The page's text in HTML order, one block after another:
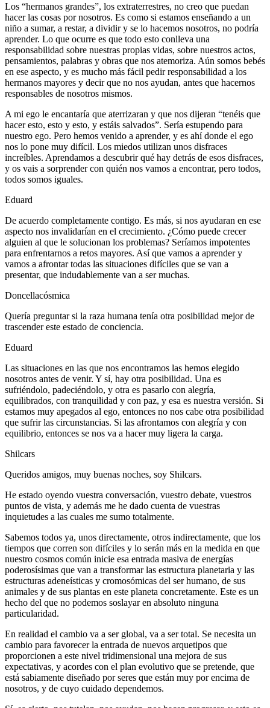
Los “hermanos grandes”, los extraterrestres, no creo que puedan
hacer las cosas por nosotros. Es como si estamos enseñando a un
niño a sumar, a restar, a dividir y se lo hacemos nosotros, no podría
aprender. Lo que ocurre es que todo esto conlleva una
responsabilidad sobre nuestras propias vidas, sobre nuestros actos,
pensamientos, palabras y obras que nos atemoriza. Aún somos bebés
en ese aspecto, y es mucho más fácil pedir responsabilidad a los
hermanos mayores y decir que no nos ayudan, antes que hacernos
responsables de nosotros mismos.
A mi ego le encantaría que aterrizaran y que nos dijeran “tenéis que
hacer esto, esto y esto, y estáis salvados”. Sería estupendo para
nuestro ego. Pero hemos venido a aprender, y es ahí donde el ego
nos lo pone muy difícil. Los miedos utilizan unos disfraces
increíbles. Aprendamos a descubrir qué hay detrás de esos disfraces,
y os vais a sorprender con quién nos vamos a encontrar, pero todos,
todos somos iguales.
Eduard
De acuerdo completamente contigo. Es más, si nos ayudaran en ese
aspecto nos invalidarían en el crecimiento. ¿Cómo puede crecer
alguien al que le solucionan los problemas? Seríamos impotentes
para enfrentarnos a retos mayores. Así que vamos a aprender y
vamos a afrontar todas las situaciones difíciles que se van a
presentar, que indudablemente van a ser muchas.
Doncellacósmica
Quería preguntar si la raza humana tenía otra posibilidad mejor de
trascender este estado de conciencia.
Eduard
Las situaciones en las que nos encontramos las hemos elegido
nosotros antes de venir. Y sí, hay otra posibilidad. Una es
sufriéndolo, padeciéndolo, y otra es pasarlo con alegría,
equilibrados, con tranquilidad y con paz, y esa es nuestra versión. Si
estamos muy apegados al ego, entonces no nos cabe otra posibilidad
que sufrir las circunstancias. Si las afrontamos con alegría y con
equilibrio, entonces se nos va a hacer muy ligera la carga.
Shilcars
Queridos amigos, muy buenas noches, soy Shilcars.
He estado oyendo vuestra conversación, vuestro debate, vuestros
puntos de vista, y además me he dado cuenta de vuestras
inquietudes a las cuales me sumo totalmente.
Sabemos todos ya, unos directamente, otros indirectamente, que los
tiempos que corren son difíciles y lo serán más en la medida en que
nuestro cosmos común inicie esa entrada masiva de energías
poderosísimas que van a transformar las estructura planetaria y las
estructuras adeneísticas y cromosómicas del ser humano, de sus
animales y de sus plantas en este planeta concretamente. Este es un
hecho del que no podemos soslayar en absoluto ninguna
particularidad.
En realidad el cambio va a ser global, va a ser total. Se necesita un
cambio para favorecer la entrada de nuevos arquetipos que
proporcionen a este nivel tridimensional una mejora de sus
expectativas, y acordes con el plan evolutivo que se pretende, que
está sabiamente diseñado por seres que están muy por encima de
nosotros, y de cuyo cuidado dependemos.